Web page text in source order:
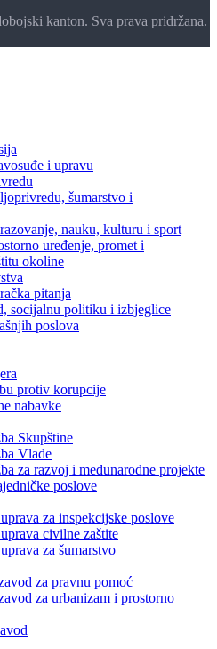
kanton. Sva prava pridržana.
i upravu
šumarstvo i
nauku, kulturu i sport
uređenje, promet i
okoline
pitanja
socijalnu politiku i izbjeglice
poslova
protiv korupcije
nabavke
Skupštine
Vlade
za razvoj i međunarodne projekte
poslove
za inspekcijske poslove
civilne zaštite
za šumarstvo
za pravnu pomoć
za urbanizam i prostorno